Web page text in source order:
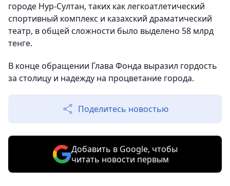
городе Нур-Султан, таких как легкоатлетический
спортивный комплекс и казахский драматический
театр, в общей сложности было выделено 58 млрд
тенге.
В конце обращении Глава Фонда выразил гордость
за столицу и надежду на процветание города.
Поделитесь новостью
Добавить в Google, чтобы
читать новости первым